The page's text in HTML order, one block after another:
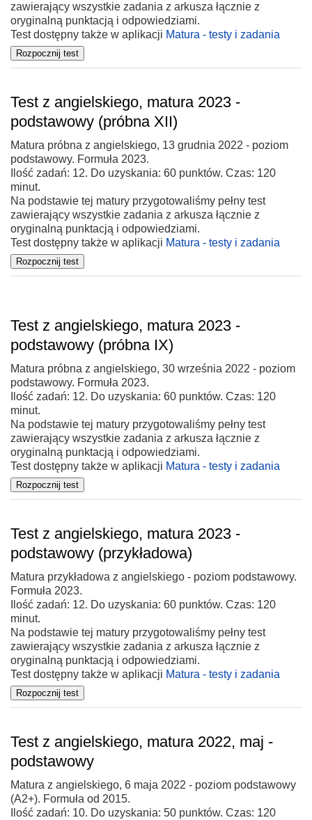
zawierający wszystkie zadania z arkusza łącznie z
oryginalną punktacją i odpowiedziami.
Test dostępny także w aplikacji Matura - testy i zadania
Test z angielskiego, matura 2023 -
podstawowy (próbna XII)
Matura próbna z angielskiego, 13 grudnia 2022 - poziom
podstawowy. Formuła 2023.
Ilość zadań: 12. Do uzyskania: 60 punktów. Czas: 120
minut.
Na podstawie tej matury przygotowaliśmy pełny test
zawierający wszystkie zadania z arkusza łącznie z
oryginalną punktacją i odpowiedziami.
Test dostępny także w aplikacji Matura - testy i zadania
Test z angielskiego, matura 2023 -
podstawowy (próbna IX)
Matura próbna z angielskiego, 30 września 2022 - poziom
podstawowy. Formuła 2023.
Ilość zadań: 12. Do uzyskania: 60 punktów. Czas: 120
minut.
Na podstawie tej matury przygotowaliśmy pełny test
zawierający wszystkie zadania z arkusza łącznie z
oryginalną punktacją i odpowiedziami.
Test dostępny także w aplikacji Matura - testy i zadania
Test z angielskiego, matura 2023 -
podstawowy (przykładowa)
Matura przykładowa z angielskiego - poziom podstawowy.
Formuła 2023.
Ilość zadań: 12. Do uzyskania: 60 punktów. Czas: 120
minut.
Na podstawie tej matury przygotowaliśmy pełny test
zawierający wszystkie zadania z arkusza łącznie z
oryginalną punktacją i odpowiedziami.
Test dostępny także w aplikacji Matura - testy i zadania
Test z angielskiego, matura 2022, maj -
podstawowy
Matura z angielskiego, 6 maja 2022 - poziom podstawowy
(A2+). Formuła od 2015.
Ilość zadań: 10. Do uzyskania: 50 punktów. Czas: 120